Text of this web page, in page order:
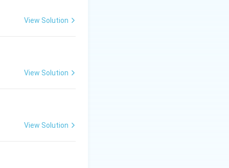
View Solution
View Solution
View Solution